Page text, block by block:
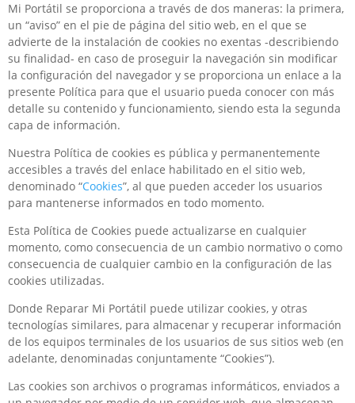
Mi Portátil se proporciona a través de dos maneras: la primera,
un “aviso” en el pie de página del sitio web, en el que se
advierte de la instalación de cookies no exentas -describiendo
su finalidad- en caso de proseguir la navegación sin modificar
la configuración del navegador y se proporciona un enlace a la
presente Política para que el usuario pueda conocer con más
detalle su contenido y funcionamiento, siendo esta la segunda
capa de información.
Nuestra Política de cookies es pública y permanentemente
accesibles a través del enlace habilitado en el sitio web,
denominado “Cookies”, al que pueden acceder los usuarios
para mantenerse informados en todo momento.
Esta Política de Cookies puede actualizarse en cualquier
momento, como consecuencia de un cambio normativo o como
consecuencia de cualquier cambio en la configuración de las
cookies utilizadas.
Donde Reparar Mi Portátil puede utilizar cookies, y otras
tecnologías similares, para almacenar y recuperar información
de los equipos terminales de los usuarios de sus sitios web (en
adelante, denominadas conjuntamente “Cookies”).
Las cookies son archivos o programas informáticos, enviados a